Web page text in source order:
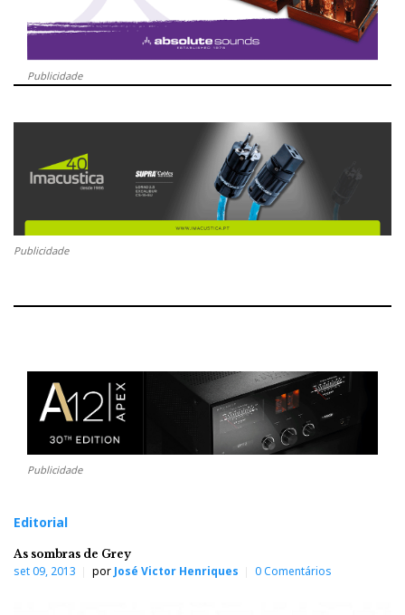
Publicidade
Publicidade
Publicidade
Editorial
As sombras de Grey
set 09, 2013 por José Victor Henriques 0 Comentários